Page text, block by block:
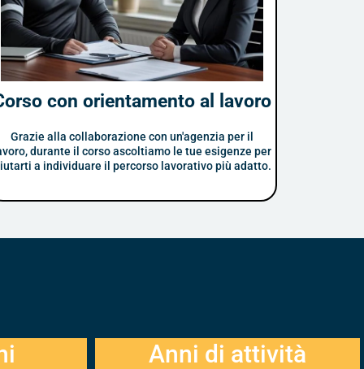
con orientamento al lavoro
Grazie alla collaborazione con un'agenzia per il
durante il corso ascoltiamo le tue esigenze per
a individuare il percorso lavorativo più adatto.
Anni di attività